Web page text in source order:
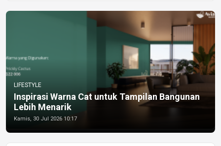
LIFESTYLE
Inspirasi Warna Cat untuk Tampilan Bangunan
Lebih Menarik
Kamis, 30 Jul 2026 10:17